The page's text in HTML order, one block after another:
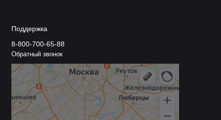
Поддержка
8-800-700-65-88
Обратный звонок